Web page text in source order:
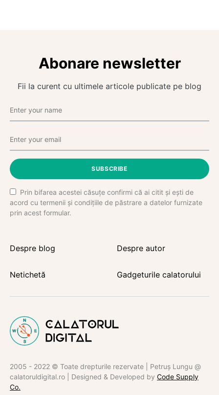
Abonare newsletter
Fii la curent cu ultimele articole publicate pe blog
SUBSCRIBE
Prin bifarea acestei căsuțe confirmi că ai citit și ești de
acord cu termenii și condițiile de păstrare a datelor furnizate
prin acest formular.
Despre blog Despre autor
Netichetă Gadgeturile calatorului
2005 - 2022 © Toate drepturile rezervate | Petruș Lungu @
calatoruldigital.ro | Designed & Developed by Code Supply
Co.